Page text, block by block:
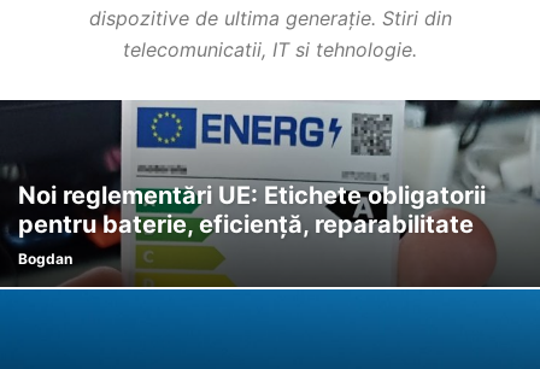
dispozitive de ultima generație. Stiri din
telecomunicatii, IT si tehnologie.
Noi reglementări UE: Etichete obligatorii
pentru baterie, eficiență, reparabilitate
Bogdan